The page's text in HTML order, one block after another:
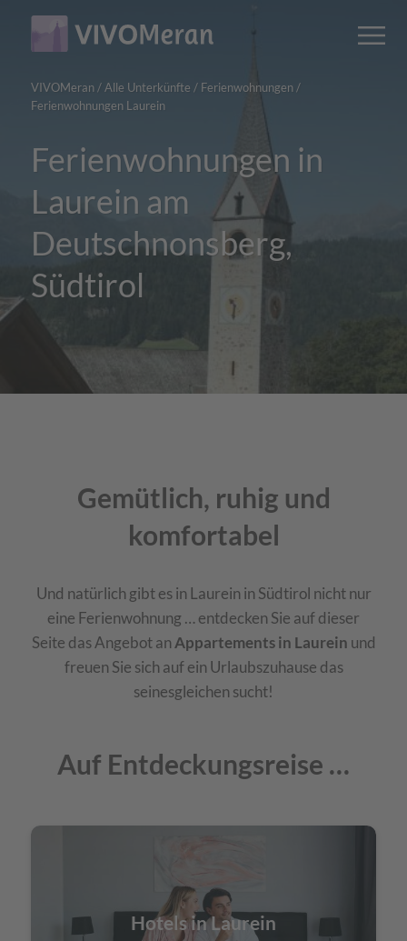
Main
content
Main
navigation
VIVOMeran / Alle Unterkünfte / Ferienwohnungen /
Ferienwohnungen Laurein
Ferienwohnungen in
Laurein am
Deutschnonsberg,
Südtirol
Gemütlich, ruhig und
komfortabel
Und natürlich gibt es in Laurein in Südtirol nicht nur
eine Ferienwohnung … entdecken Sie auf dieser
Seite das Angebot an Appartements in Laurein und
freuen Sie sich auf ein Urlaubszuhause das
seinesgleichen sucht!
Auf Entdeckungsreise …
Hotels in Laurein